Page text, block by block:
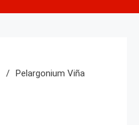
Pelargonium Viña